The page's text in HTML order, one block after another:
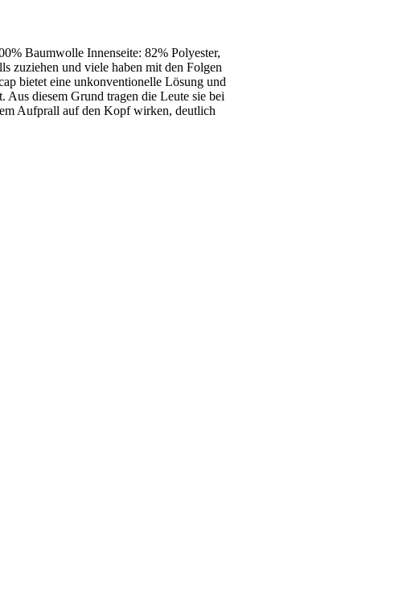
Baumwolle Innenseite: 82% Polyester,
zuziehen und viele haben mit den Folgen
bietet eine unkonventionelle Lösung und
diesem Grund tragen die Leute sie bei
Aufprall auf den Kopf wirken, deutlich